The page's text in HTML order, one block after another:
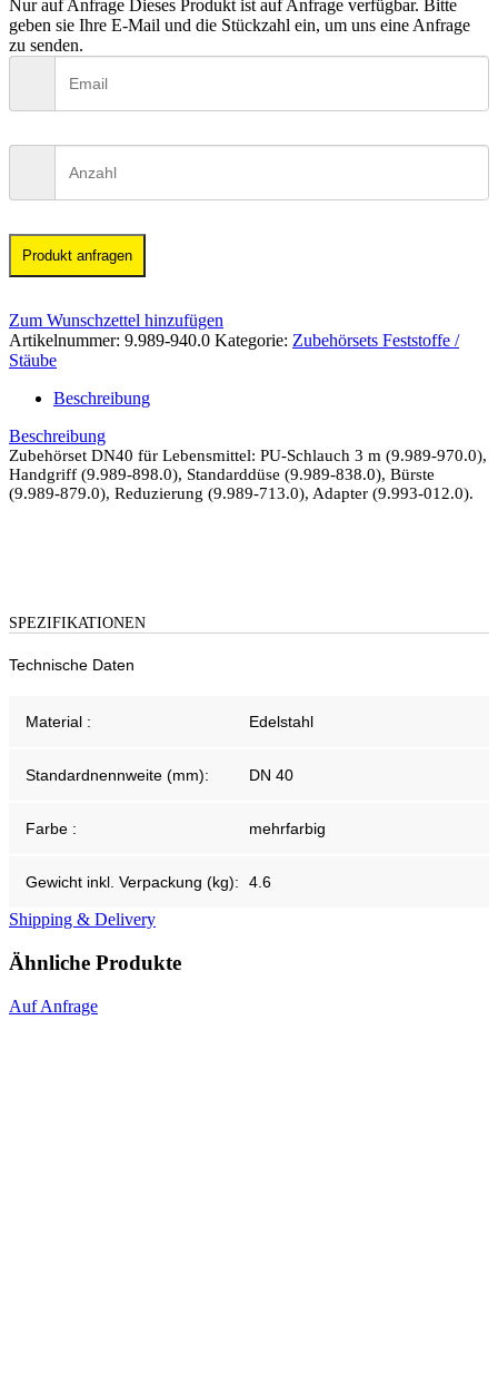
Nur auf Anfrage Dieses Produkt ist auf Anfrage verfügbar. Bitte
geben sie Ihre E-Mail und die Stückzahl ein, um uns eine Anfrage
zu senden.
Produkt anfragen
Zum Wunschzettel hinzufügen
Artikelnummer: 9.989-940.0 Kategorie: Zubehörsets Feststoffe /
Stäube
Beschreibung
Beschreibung
Zubehörset DN40 für Lebensmittel: PU-Schlauch 3 m (9.989-970.0),
Handgriff (9.989-898.0), Standarddüse (9.989-838.0), Bürste
(9.989-879.0), Reduzierung (9.989-713.0), Adapter (9.993-012.0).
SPEZIFIKATIONEN
Technische Daten
Material : Edelstahl
Standardnennweite (mm): DN 40
Farbe : mehrfarbig
Gewicht inkl. Verpackung (kg): 4.6
Shipping & Delivery
Ähnliche Produkte
Auf Anfrage